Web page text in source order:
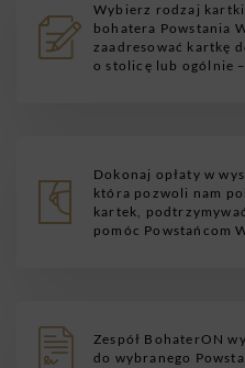
Wybierz rodzaj
bohatera Powstania
zaadresować kartkę
o stolicę lub ogólnie
Dokonaj opłaty w
która pozwoli nam
kartek,
pomóc Powstańcom
Zespół BohaterON
do wybranego